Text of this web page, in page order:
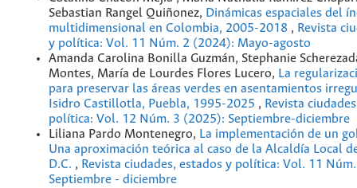
Sebastian Rangel Quiñonez, Dinámicas espaciales del
multidimensional en Colombia, 2005-2018 , Revista
y política: Vol. 11 Núm. 2 (2024): Mayo-agosto
Amanda Carolina Bonilla Guzmán, Stephanie
Montes, María de Lourdes Flores Lucero, La
para preservar las áreas verdes en asentamientos
Isidro Castillotla, Puebla, 1995-2025 , Revista
política: Vol. 12 Núm. 3 (2025): Septiembre-diciembre
Liliana Pardo Montenegro, La implementación de un
Una aproximación teórica al caso de la Alcaldía Local
D.C. , Revista ciudades, estados y política: Vol. 11
Septiembre - diciembre